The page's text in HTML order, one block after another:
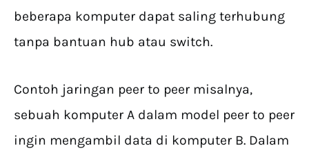
beberapa komputer dapat saling terhubung
tanpa bantuan hub atau switch.
Contoh jaringan peer to peer misalnya,
sebuah komputer A dalam model peer to peer
ingin mengambil data di komputer B. Dalam